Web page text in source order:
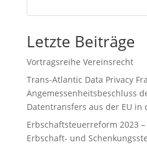
Letzte Beiträge
Vortragsreihe Vereinsrecht
Trans-Atlantic Data Privacy
Angemessenheitsbeschluss
Datentransfers aus der EU in
Erbschaftsteuerreform 2023
Erbschaft- und